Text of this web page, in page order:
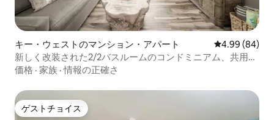
キー・ウェストのマンション・アパート レビュー84件
4.99 (84)
新しく改装された2/2バスルームのコンドミニアム、共用プ
ール付き
価格 · 家族 ·情報の正確さ
ゲストチョイス
ゲストチョイス